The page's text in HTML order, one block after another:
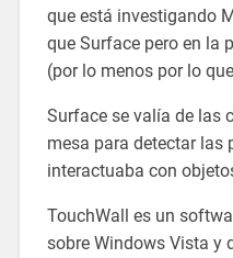
que está investigando
que Surface pero en la
(por lo menos por lo
Surface se valía de las
mesa para detectar las
interactuaba con
TouchWall es un
sobre Windows Vista y